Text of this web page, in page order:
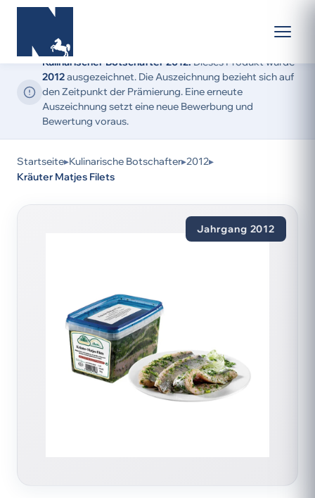
Kulinarischer Botschafter 2012:Dieses Produkt wurde
2012ausgezeichnet. Die Auszeichnung bezieht sich auf
den Zeitpunkt der Prämierung. Eine erneute
Auszeichnung setzt eine neue Bewerbung und
Bewertung voraus.
Startseite▸Kulinarische Botschafter▸2012▸
Kräuter Matjes Filets
Jahrgang 2012